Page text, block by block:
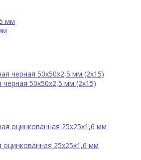
черная 50х50х2,5 мм (2х15)
оцинкованная 25х25х1,6 мм